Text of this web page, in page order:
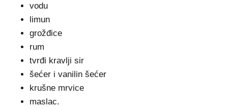
vodu
limun
grožđice
rum
tvrđi kravlji sir
šećer i vanilin šećer
krušne mrvice
maslac.